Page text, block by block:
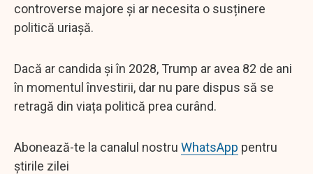
controverse majore și ar necesita o susținere
politică uriașă.
Dacă ar candida și în 2028, Trump ar avea 82 de ani
în momentul învestirii, dar nu pare dispus să se
retragă din viața politică prea curând.
Abonează-te la canalul nostru WhatsApp pentru
știrile zilei